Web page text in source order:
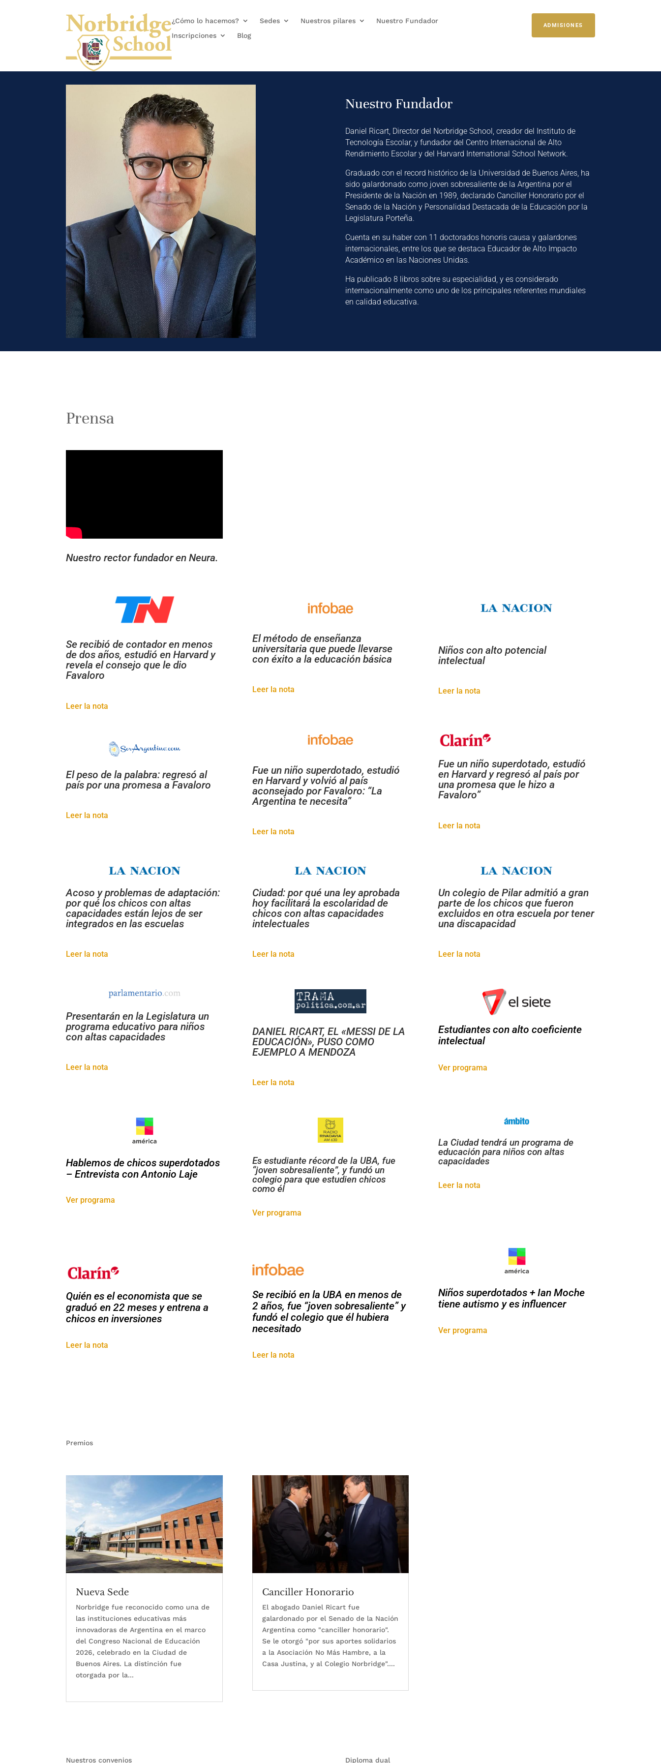
¿Cómo lo hacemos? Sedes Nuestros pilares
Nuestro Fundador
Inscripciones
Blog
ADMISIONES
Nuestro Fundador
Daniel Ricart, Director del Norbridge School, creador del Instituto de
Tecnología Escolar, y fundador del Centro Internacional de Alto
Rendimiento Escolar y del Harvard International School Network.
Graduado con el record histórico de la Universidad de Buenos Aires, ha
sido galardonado como joven sobresaliente de la Argentina por el
Presidente de la Nación en 1989, declarado Canciller Honorario por el
Senado de la Nación y Personalidad Destacada de la Educación por la
Legislatura Porteña.
Cuenta en su haber con 11 doctorados honoris causa y galardones
internacionales, entre los que se destaca Educador de Alto Impacto
Académico en las Naciones Unidas.
Ha publicado 8 libros sobre su especialidad, y es considerado
internacionalmente como uno de los principales referentes mundiales
en calidad educativa.
Prensa
Nuestro rector fundador en Neura.
Se recibió de contador en menos
de dos años, estudió en Harvard y
revela el consejo que le dio
Favaloro
Leer la nota
El método de enseñanza
universitaria que puede llevarse
con éxito a la educación básica
Leer la nota
Niños con alto potencial
intelectual
Leer la nota
El peso de la palabra: regresó al
país por una promesa a Favaloro
Leer la nota
Fue un niño superdotado, estudió
en Harvard y volvió al país
aconsejado por Favaloro: “La
Argentina te necesita”
Leer la nota
Fue un niño superdotado, estudió
en Harvard y regresó al país por
una promesa que le hizo a
Favaloro”
Leer la nota
Acoso y problemas de adaptación:
por qué los chicos con altas
capacidades están lejos de ser
integrados en las escuelas
Leer la nota
Ciudad: por qué una ley aprobada
hoy facilitará la escolaridad de
chicos con altas capacidades
intelectuales
Leer la nota
Un colegio de Pilar admitió a gran
parte de los chicos que fueron
excluidos en otra escuela por tener
una discapacidad
Leer la nota
Presentarán en la Legislatura un
programa educativo para niños
con altas capacidades
Leer la nota
DANIEL RICART, EL «MESSI DE LA
EDUCACIÓN», PUSO COMO
EJEMPLO A MENDOZA
Leer la nota
Estudiantes con alto coeficiente
intelectual
Ver programa
Hablemos de chicos superdotados
– Entrevista con Antonio Laje
Ver programa
Es estudiante récord de la UBA, fue
“joven sobresaliente”, y fundó un
colegio para que estudien chicos
como él
Ver programa
La Ciudad tendrá un programa de
educación para niños con altas
capacidades
Leer la nota
Quién es el economista que se
graduó en 22 meses y entrena a
chicos en inversiones
Leer la nota
Se recibió en la UBA en menos de
2 años, fue “joven sobresaliente” y
fundó el colegio que él hubiera
necesitado
Leer la nota
Niños superdotados + Ian Moche
tiene autismo y es influencer
Ver programa
Premios
Nueva Sede
Norbridge fue reconocido como una de
las instituciones educativas más
innovadoras de Argentina en el marco
del Congreso Nacional de Educación
2026, celebrado en la Ciudad de
Buenos Aires. La distinción fue
otorgada por la...
Canciller Honorario
El abogado Daniel Ricart fue
galardonado por el Senado de la Nación
Argentina como "canciller honorario".
Se le otorgó "por sus aportes solidarios
a la Asociación No Más Hambre, a la
Casa Justina, y al Colegio Norbridge"....
Nuestros convenios Diploma dual